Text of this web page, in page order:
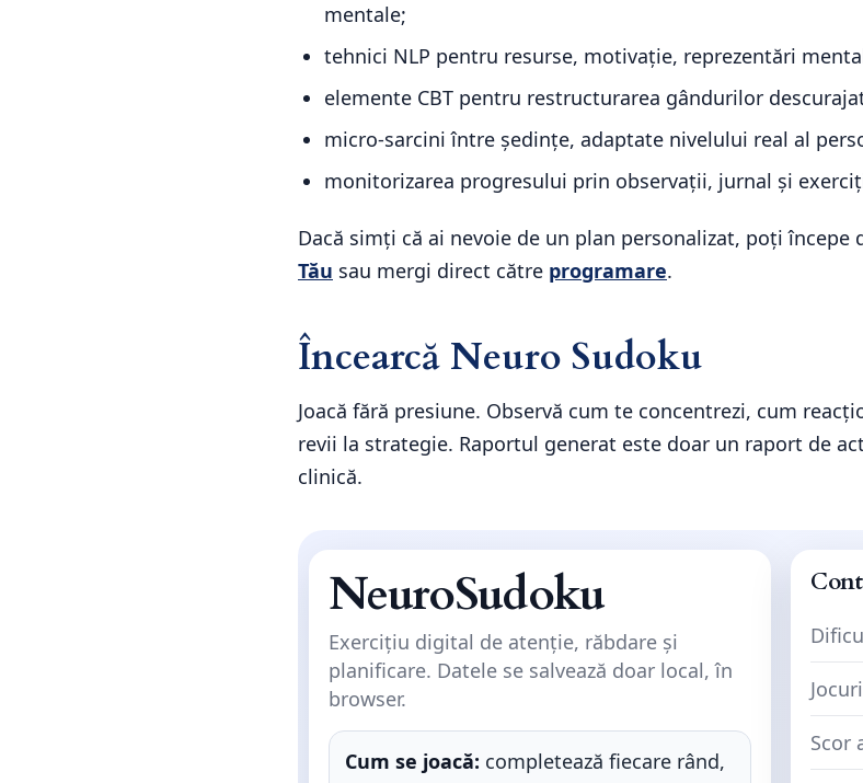
mentale;
tehnici NLP pentru resurse, motivație, reprezentări
elemente CBT pentru restructurarea gândurilor
micro-sarcini între ședințe, adaptate nivelului real al
monitorizarea progresului prin observații, jurnal și
Dacă simți că ai nevoie de un plan personalizat, poți începe
Tău sau mergi direct către programare.
Încearcă Neuro Sudoku
Joacă fără presiune. Observă cum te concentrezi, cum
revii la strategie. Raportul generat este doar un raport de
clinică.
NeuroSudoku
Exercițiu digital de atenție, răbdare și
planificare. Datele se salvează doar local, în
browser.
Cum se joacă: completează fiecare rând,
Scor